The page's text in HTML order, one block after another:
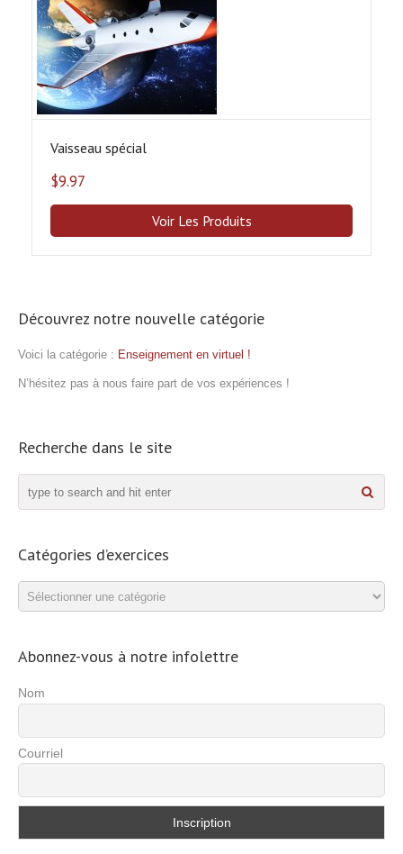
options
peuvent
être
choisies
sur
la
produit
Vaisseau spécial
$9.97
Voir Les Produits
Découvrez notre nouvelle catégorie
Voici la catégorie : Enseignement en virtuel !
N’hésitez pas à nous faire part de vos expériences !
Recherche dans le site
Catégories d’exercices
Catégories
d’exercices
Abonnez-vous à notre infolettre
Nom
Courriel